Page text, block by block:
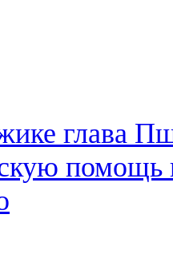
глава
помощь